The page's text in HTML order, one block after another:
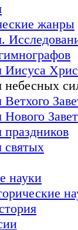
жанры
Иисуса
небесных
святых
науки